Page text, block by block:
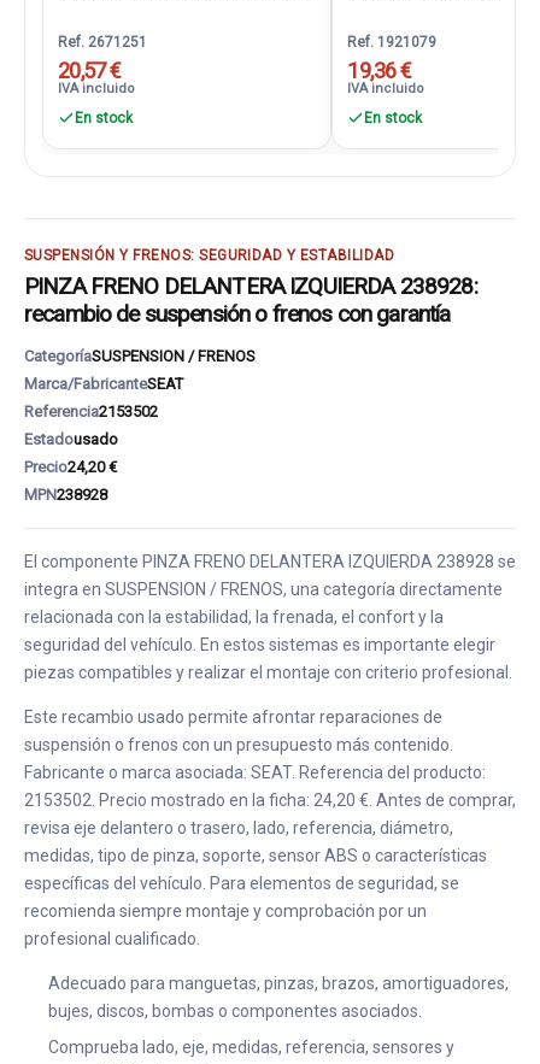
Ref. 2671251
20,57 €
IVA incluido
En stock
Ref. 1921079
19,36 €
IVA incluido
En stock
SUSPENSIÓN Y FRENOS: SEGURIDAD Y ESTABILIDAD
PINZA FRENO DELANTERA IZQUIERDA 238928:
recambio de suspensión o frenos con garantía
CategoríaSUSPENSION / FRENOS
Marca/FabricanteSEAT
Referencia2153502
Estadousado
Precio24,20 €
MPN238928
El componente PINZA FRENO DELANTERA IZQUIERDA 238928 se
integra en SUSPENSION / FRENOS, una categoría directamente
relacionada con la estabilidad, la frenada, el confort y la
seguridad del vehículo. En estos sistemas es importante elegir
piezas compatibles y realizar el montaje con criterio profesional.
Este recambio usado permite afrontar reparaciones de
suspensión o frenos con un presupuesto más contenido.
Fabricante o marca asociada: SEAT. Referencia del producto:
2153502. Precio mostrado en la ficha: 24,20 €. Antes de comprar,
revisa eje delantero o trasero, lado, referencia, diámetro,
medidas, tipo de pinza, soporte, sensor ABS o características
específicas del vehículo. Para elementos de seguridad, se
recomienda siempre montaje y comprobación por un
profesional cualificado.
Adecuado para manguetas, pinzas, brazos, amortiguadores,
bujes, discos, bombas o componentes asociados.
Comprueba lado, eje, medidas, referencia, sensores y